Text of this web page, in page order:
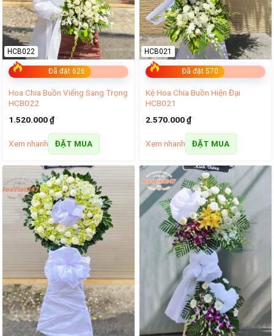
Đã đặt 626
HCB022
Hoa Chia Buồn Viếng Sang Trọng
HCB022
1.520.000₫
Xem nhanh ĐẶT MUA
Đã đặt 570
HCB021
Kệ Hoa Chia Buồn Hiện Đại
HCB021
2.570.000₫
Xem nhanh ĐẶT MUA